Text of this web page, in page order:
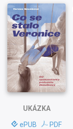
UKÁZKA
ePUB PDF